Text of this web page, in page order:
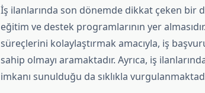
İş ilanlarında son dönemde dikkat çeken bir
eğitim ve destek programlarının yer
süreçlerini kolaylaştırmak amacıyla, iş
sahip olmayı aramaktadır. Ayrıca, iş
imkanı sunulduğu da sıklıkla